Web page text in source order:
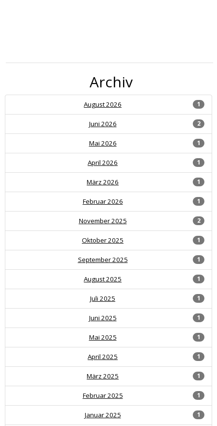
Archiv
1
August 2026
2
Juni 2026
1
Mai 2026
1
April 2026
1
März 2026
1
Februar 2026
2
November 2025
1
Oktober 2025
1
September 2025
1
August 2025
1
Juli 2025
1
Juni 2025
1
Mai 2025
1
April 2025
1
März 2025
1
Februar 2025
1
Januar 2025